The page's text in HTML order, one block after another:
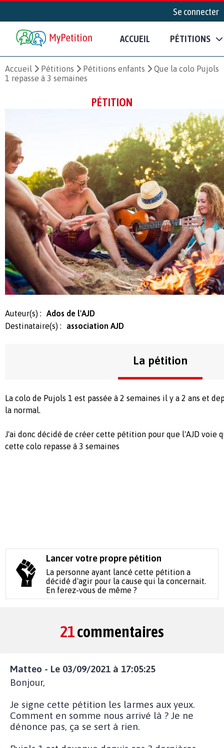
Se connecter
ACCUEIL PÉTITIONS
Accueil Pétitions Pétitions enfants
Que la colo Pujols
1 repasse à 3 semaines
PÉTITION
Auteur(s) :
Ados de l'AJD
Destinataire(s) :
association AJD
La pétition
La colo de Pujols 1 est passée à 2 semaines il y a 2 ans et
la normal.
J'ai donc décidé de créer cette pétition pour que l'AJD voie
cette colo repasse à 3 semaines
Lancer votre propre pétition
La personne ayant lancé cette pétition a
décidé d'agir pour la cause qui la concernait.
En ferez-vous de même ?
21commentaires
Matteo - Le 03/09/2021 à 17:05:25
Bonjour,
Je signe cette pétition les larmes aux yeux.
Comment en somme nous arrivé là ? Je ne
dénonce pas, ça se sert à rien.